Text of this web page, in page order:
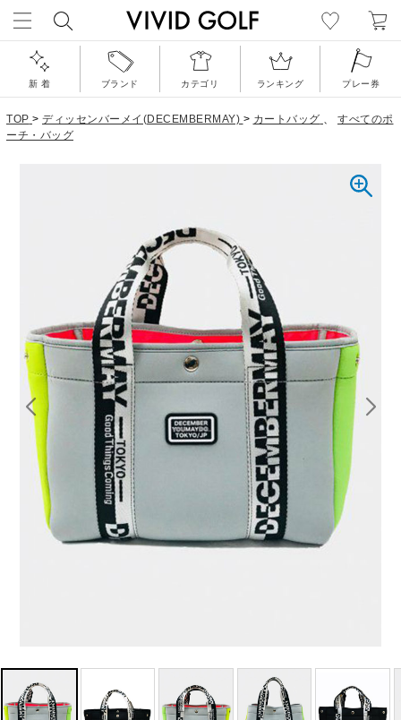
新 着 ブランド カテゴリ ランキング プレー券
TOP > ディッセンバーメイ(DECEMBERMAY) > カートバッグ 、 すべてのポ
ーチ・バッグ